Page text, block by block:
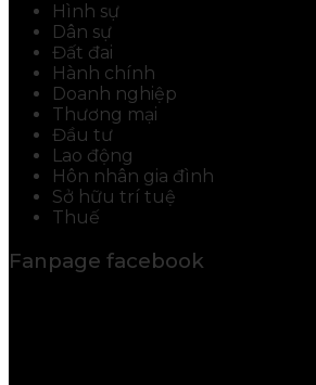
Hình sự
Dân sự
Đất đai
Hành chính
Doanh nghiệp
Thương mại
Đầu tư
Lao động
Hôn nhân gia đình
Sở hữu trí tuệ
Thuế
Fanpage facebook